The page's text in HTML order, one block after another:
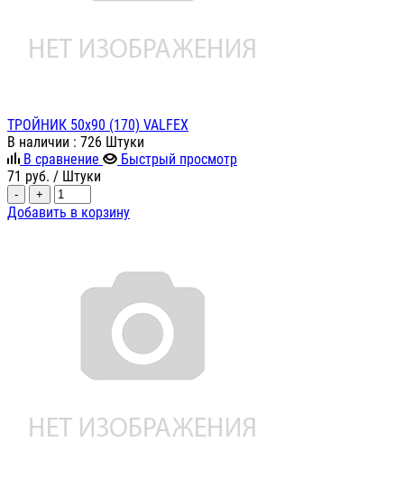
ТРОЙНИК 50х90 (170) VALFEX
В наличии : 726 Штуки
В сравнение
Быстрый просмотр
71 руб. / Штуки
- +
Добавить в корзину